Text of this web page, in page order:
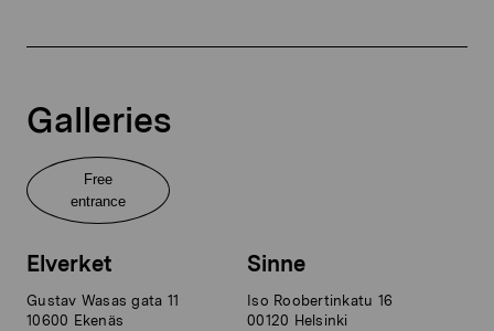
Galleries
Free
entrance
Elverket
Gustav Wasas gata 11
10600 Ekenäs
Sinne
Iso Roobertinkatu 16
00120 Helsinki